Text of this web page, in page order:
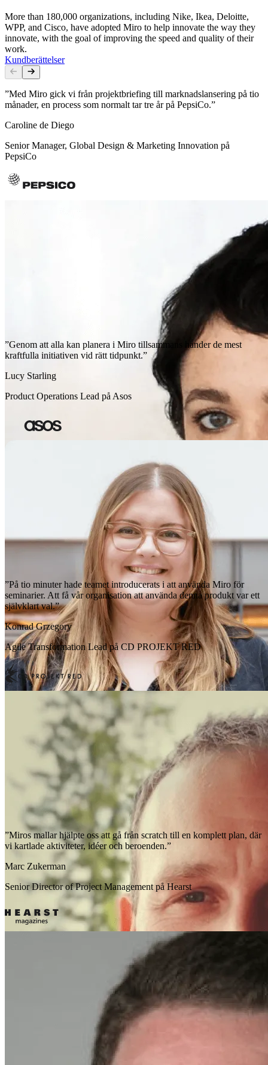
More than 180,000 organizations, including Nike, Ikea, Deloitte,
WPP, and Cisco, have adopted Miro to help innovate the way they
innovate, with the goal of improving the speed and quality of their
work.
Kundberättelser
”Med Miro gick vi från projektbriefing till marknadslansering på tio
månader, en process som normalt tar tre år på PepsiCo.”
Caroline de Diego
Senior Manager, Global Design & Marketing Innovation på
PepsiCo
”Genom att alla kan planera i Miro tillsammans händer de mest
kraftfulla initiativen vid rätt tidpunkt.”
Lucy Starling
Product Operations Lead på Asos
”På tio minuter hade teamet introducerats i att använda Miro för
seminarier. Att få vår organisation att använda denna produkt var ett
självklart val.”
Konrad Grzegory
Agile Transformation Lead på CD PROJEKT RED
”Miros mallar hjälpte oss att gå från scratch till en komplett plan, där
vi kartlade aktiviteter, idéer och beroenden.”
Marc Zukerman
Senior Director of Project Management på Hearst